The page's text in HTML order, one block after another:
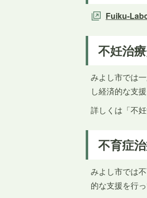
Fuiku-
不妊治
みよし市では
し経済的な支
詳しくは「不
不育症
みよし市では
的な支援を行っ